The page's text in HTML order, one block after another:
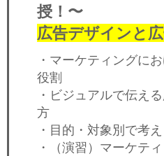
授！〜
広告デザインと
・マーケティングに
役割
・ビジュアルで伝え
方
・目的・対象別で考
・（演習）マーケテ